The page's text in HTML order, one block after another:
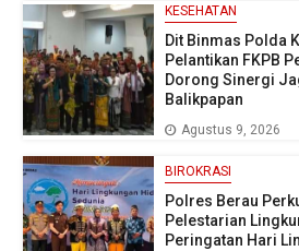
KESEHATAN
Dit Binmas Polda
Pelantikan FKPB
Dorong Sinergi
Balikpapan
Agustus 9, 2026
BIROKRASI
Polres Berau
Pelestarian
Peringatan Hari